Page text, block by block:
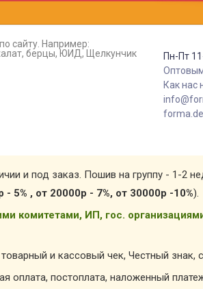
сайту. Например:
берцы, ЮИД, Щелкунчик
Пн-Пт
Как нас
и под заказ. Пошив на группу - 1-2
- 5% , от 20000р - 7%, от 30000р -10%).
комитетами, ИП, гос.
и кассовый чек, Честный знак,
оплата, постоплата, наложенный